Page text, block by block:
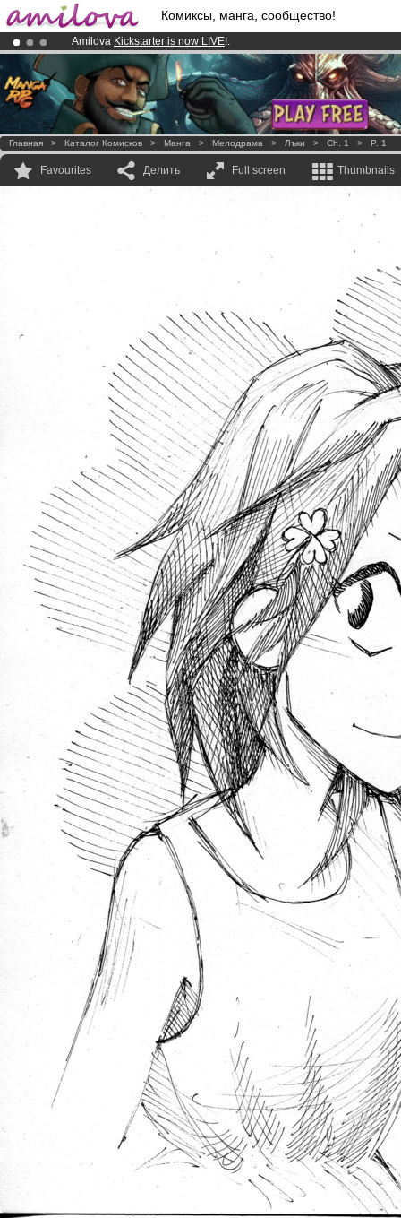
Комиксы, манга, сообщество!
Amilova Kickstarter is now LIVE!.
Premium membership from3.95 eurosper month !Get membership
Already 100000membersand 1000 comics & mangas!.
Главная > Каталог Комисков > Манга > Мелодрама > Лъки > Ch. 1 > P. 1
Favourites Делить Full screen Thumbnails